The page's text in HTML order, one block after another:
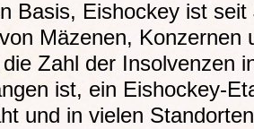
Basis, Eishockey ist
Mäzenen, Konzernen
Zahl der Insolvenzen
ist, ein Eishockey-
und in vielen